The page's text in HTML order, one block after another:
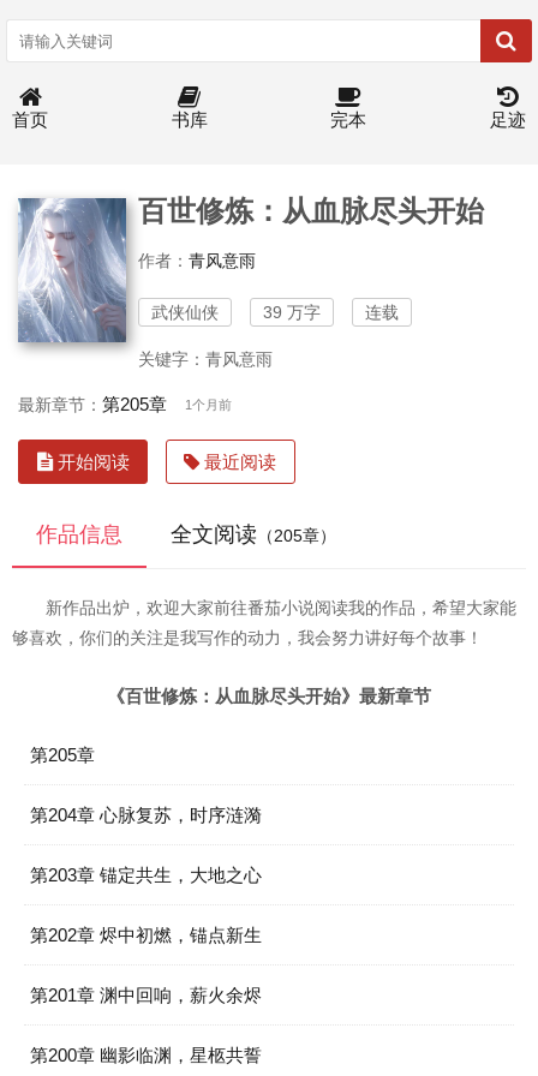
首页 书库 完本 足迹
百世修炼：从血脉尽头开始
作者： 青风意雨
武侠仙侠 39 万字 连载
关键字：青风意雨
最新章节： 第205章 1个月前
开始阅读 最近阅读
作品信息 全文阅读 （205章）
新作品出炉，欢迎大家前往番茄小说阅读我的作品，希望大家能
够喜欢，你们的关注是我写作的动力，我会努力讲好每个故事！
《百世修炼：从血脉尽头开始》最新章节
第205章
第204章 心脉复苏，时序涟漪
第203章 锚定共生，大地之心
第202章 烬中初燃，锚点新生
第201章 渊中回响，薪火余烬
第200章 幽影临渊，星柩共誓